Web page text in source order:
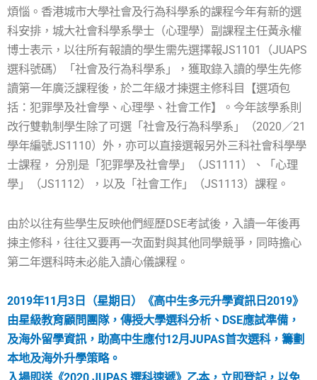
煩惱。香港城市大學社會及行為科學系的課程今年有新的選
科安排，城大社會科學系學士（心理學）副課程主任黃永權
博士表示，以往所有報讀的學生需先選擇報JS1101（JUAPS
選科號碼）「社會及行為科學系」，獲取錄入讀的學生先修
讀第一年廣泛課程後，於二年級才揀選主修科目【選項包
括：犯罪學及社會學、心理學、社會工作】。今年該學系則
改行雙軌制學生除了可選「社會及行為科學系」（2020／21
學年編號JS1110）外，亦可以直接選報另外三科社會科學學
士課程， 分別是「犯罪學及社會學」（JS1111）、「心理
學」（JS1112），以及「社會工作」（JS1113）課程。
由於以往有些學生反映他們經歷DSE考試後，入讀一年後再
揀主修科，往往又要再一次面對與其他同學競爭，同時擔心
第二年選科時未必能入讀心儀課程。
2019年11月3日（星期日）《高中生多元升學資訊日2019》
由星級教育顧問團隊，傳授大學選科分析、DSE應試準備，
及海外留學資訊，助高中生應付12月JUPAS首次選科，籌劃
本地及海外升學策略。